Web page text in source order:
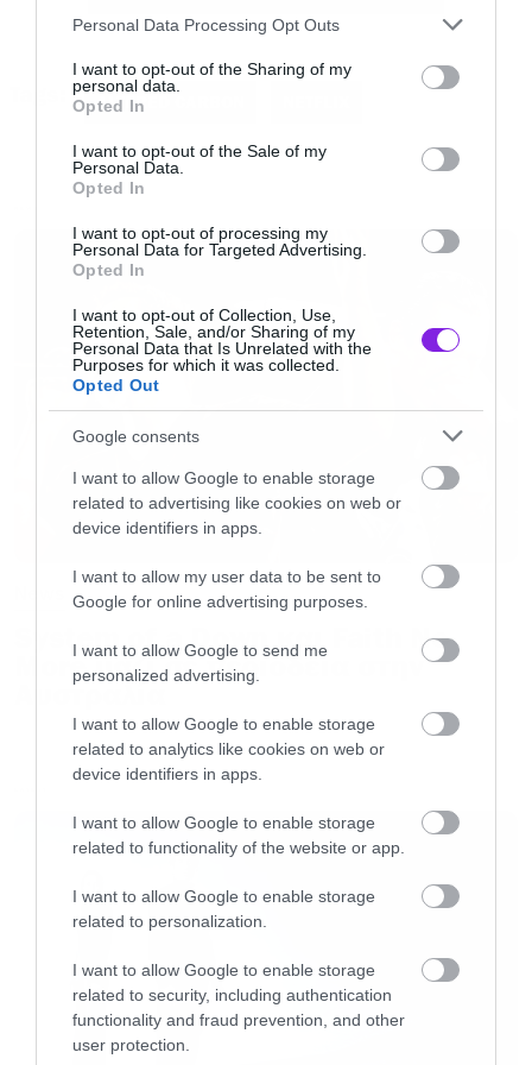
Please note that this website/app uses one or more Google
not limited to your visit or usage behaviour. You may click to
grant or deny consent to Google and its third-party tags to
use your data for below specified purposes in below Google
consent section.
Personal Data Processing Opt Outs
I want to opt-out of the Sharing of my
personal data.
Opted In
I want to opt-out of the Sale of my
Personal Data.
Opted In
I want to opt-out of processing my
Personal Data for Targeted Advertising.
Opted In
I want to opt-out of Collection, Use,
Retention, Sale, and/or Sharing of my
Personal Data that Is Unrelated with the
Purposes for which it was collected.
Opted Out
Google consents
I want to allow Google to enable storage
related to advertising like cookies on web or
device identifiers in apps.
I want to allow my user data to be sent to
Google for online advertising purposes.
I want to allow Google to send me
personalized advertising.
I want to allow Google to enable storage
related to analytics like cookies on web or
device identifiers in apps.
I want to allow Google to enable storage
related to functionality of the website or app.
I want to allow Google to enable storage
related to personalization.
I want to allow Google to enable storage
related to security, including authentication
functionality and fraud prevention, and other
user protection.
Το Netflix δεν είχε ανακοινώσει μέχρι τώρα την
επιστροφή της σειράς, κάτι που έγινε το βράδυ
της Παρασκευής μαζί με την είδηση ότι θα έχει
Τον ρόλο του Takeshi Kovacs (ένας χαρακτήρας
που αλλάζει σώματα) αναλαμβάνει ο Anthony
Mackie που τον ξέρουμε ως Falcon στους
Avengers. Παίρνει τη θέση του Joel Kinnaman
που πρωταγωνίστησε στην πρώτη
σεζόν.Ακούστε εδώ ζωντανά το Roxx Radio
Δεν έχει γίνει ακόμα γνωστό το πότε θα
πριν το δεύτερο μισό του 2019.
ALTERED CARBON
System of a Down και Faith No
More μαζί σε περιοδεία στην
Αυστραλία